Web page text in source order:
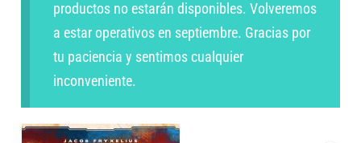
productos no estarán disponibles. Volveremos
a estar operativos en septiembre. Gracias por
tu paciencia y sentimos cualquier
inconveniente.